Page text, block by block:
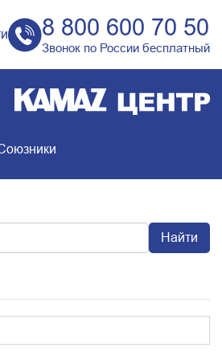
8 800 600 70 50
Звонок по России бесплатный
Найти